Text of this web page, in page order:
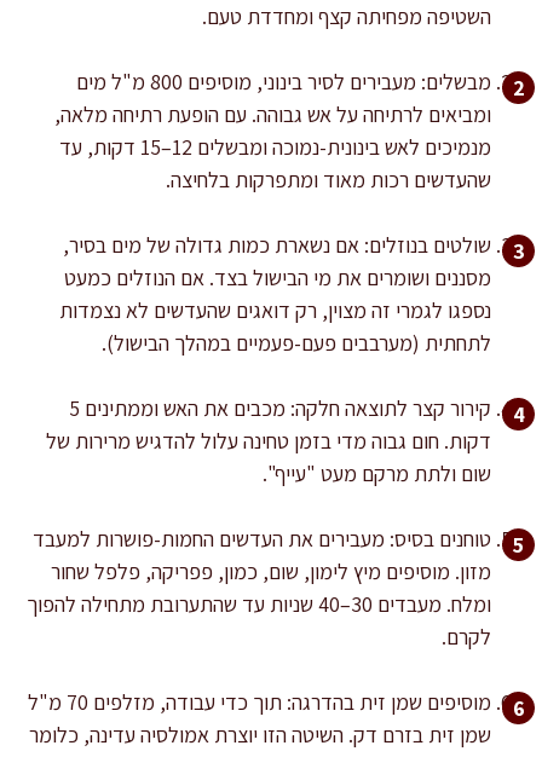
השטיפה מפחיתה קצף ומחדדת טעם.
מבשלים: מעבירים לסיר בינוני, מוסיפים 800 מ"ל מים
ומביאים לרתיחה על אש גבוהה. עם הופעת רתיחה מלאה,
מנמיכים לאש בינונית-נמוכה ומבשלים 12–15 דקות, עד
שהעדשים רכות מאוד ומתפרקות בלחיצה.
שולטים בנוזלים: אם נשארת כמות גדולה של מים בסיר,
מסננים ושומרים את מי הבישול בצד. אם הנוזלים כמעט
נספגו לגמרי זה מצוין, רק דואגים שהעדשים לא נצמדות
לתחתית (מערבבים פעם-פעמיים במהלך הבישול).
קירור קצר לתוצאה חלקה: מכבים את האש וממתינים 5
דקות. חום גבוה מדי בזמן טחינה עלול להדגיש מרירות של
שום ולתת מרקם מעט "עייף".
טוחנים בסיס: מעבירים את העדשים החמות-פושרות למעבד
מזון. מוסיפים מיץ לימון, שום, כמון, פפריקה, פלפל שחור
ומלח. מעבדים 30–40 שניות עד שהתערובת מתחילה להפוך
לקרם.
מוסיפים שמן זית בהדרגה: תוך כדי עבודה, מזלפים 70 מ"ל
שמן זית בזרם דק. השיטה הזו יוצרת אמולסיה עדינה, כלומר